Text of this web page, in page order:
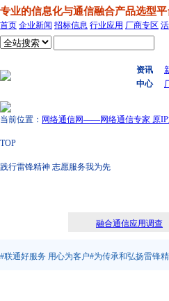
专业的信息化与通信融合产品选型
首页 企业新闻 招标信息 行业应用 厂商专区
资讯
中心
当前位置： 网络通信网——网络通信专家 原IP
TOP
践行雷锋精神 志愿服务我为先
融合通信应用调查
#联通好服务 用心为客户#为传承和弘扬雷锋